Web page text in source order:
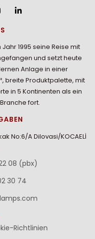
1995 seine Reise mit
und setzt heute
Anlage in einer
breite Produktpalette, mit
in 5 Kontinenten als ein
fort.
No:6/A Dilovasi/KOCAELİ
08 (pbx)
30 74
Richtlinien